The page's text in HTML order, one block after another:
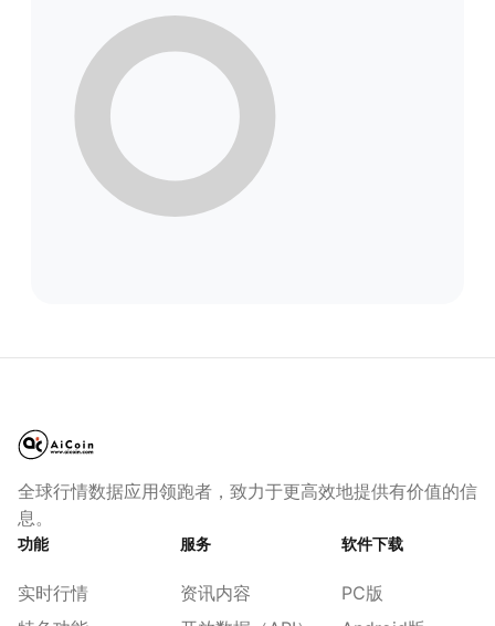
全球行情数据应用领跑者，致力于更高效地提供有价值的信
息。
功能
实时行情
服务
资讯内容
软件下载
PC版